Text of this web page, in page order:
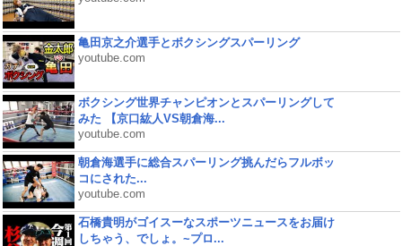
亀田京之介選手とボクシングスパーリング
youtube.com
ボクシング世界チャンピオンとスパーリングして
みた 【京口紘人VS朝倉海...
youtube.com
朝倉海選手に総合スパーリング挑んだらフルボッ
コにされた...
youtube.com
石橋貴明がゴイスーなスポーツニュースをお届け
しちゃう、でしょ。~プロ...